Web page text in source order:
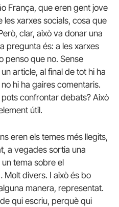
França, que eren gent jove
xarxes socials, cosa que
clar, això va donar una
pregunta és: a les xarxes
penso que no. Sense
article, al final de tot hi ha
hi ha gaires comentaris.
confrontar debats? Això
útil.
eren els temes més llegits,
a vegades sortia una
tema sobre el
divers. I això és bo
manera, representat.
qui escriu, perquè qui